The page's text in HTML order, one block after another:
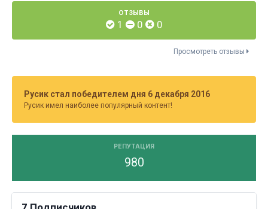
ОТЗЫВЫ
1 0 0
Просмотреть отзывы
Русик стал победителем дня 6 декабря 2016
Русик имел наиболее популярный контент!
РЕПУТАЦИЯ
980